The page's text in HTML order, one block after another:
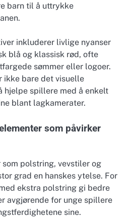
barn til å uttrykke
inkluderer livlige nyanser
blå og klassisk rød, ofte
sømmer eller logoer.
ikke bare det visuelle
hjelpe spillere med å enkelt
blant lagkamerater.
som påvirker
polstring, vevstiler og
grad en hanskes ytelse. For
ekstra polstring gi bedre
avgjørende for unge spillere
sine.